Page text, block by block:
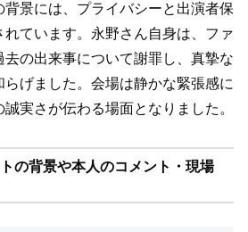
景には、プライバシーと出演者保
ています。永野さん自身は、ファ
去の出来事について謝罪し、真摯な
げました。会場は静かな緊張感に
実さが伝わる場面となりました。
の背景や本人のコメント・現場